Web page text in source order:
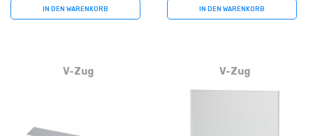
IN DEN WARENKORB IN DEN WARENKORB
V-Zug V-Zug